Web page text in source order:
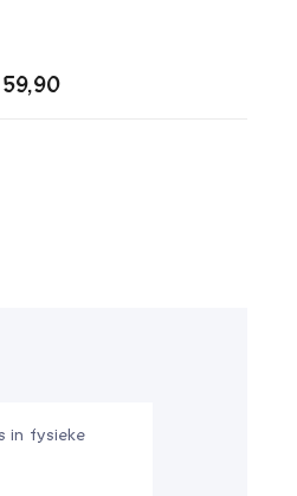
in fysieke